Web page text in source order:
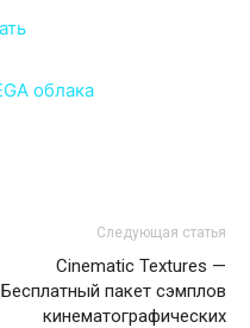
Следующая статья
Cinematic Textures —
Бесплатный пакет сэмплов
кинематографических